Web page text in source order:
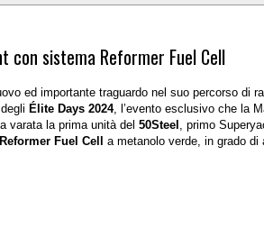
con sistema Reformer Fuel Cell
ed importante traguardo nel suo percorso di
Élite Days 2024, l’evento esclusivo che la
varata la prima unità del 50Steel , primo
Reformer Fuel Cell
a metanolo verde, in grado di